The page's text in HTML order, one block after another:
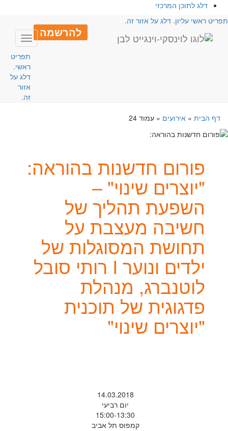
דלג לתוכן המרכזי
ראשי עליון. דלג על אזור זה.
להרשמה
Toggle
תפריט
ראשי.
דלג על
אזור
זה.
דף הבית» אירועים» עמוד 24
פורום חדשנות בהוראה:
"יוצרים שינוי" –
השפעת תהליך של
חשיבה מעצבת על
תחושת המסוגלות של
ילדים ונוער I רותי סובל
לוטנברג, מנהלת
פדגוגית של תוכנית
"יוצרים שינוי"
14.03.2018
יום רביעי
15:00-13:30
קמפוס תל אביב